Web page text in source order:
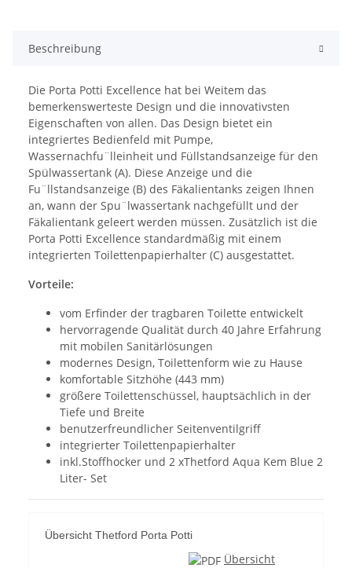
Beschreibung
Die Porta Potti Excellence hat bei Weitem das
bemerkenswerteste Design und die innovativsten
Eigenschaften von allen. Das Design bietet ein
integriertes Bedienfeld mit Pumpe,
Wassernachfu¨lleinheit und Füllstandsanzeige für den
Spülwassertank (A). Diese Anzeige und die
Fu¨llstandsanzeige (B) des Fäkalientanks zeigen Ihnen
an, wann der Spu¨lwassertank nachgefüllt und der
Fäkalientank geleert werden müssen. Zusätzlich ist die
Porta Potti Excellence standardmäßig mit einem
integrierten Toilettenpapierhalter (C) ausgestattet.
Vorteile:
vom Erfinder der tragbaren Toilette entwickelt
hervorragende Qualität durch 40 Jahre Erfahrung
mit mobilen Sanitärlösungen
modernes Design, Toilettenform wie zu Hause
komfortable Sitzhöhe (443 mm)
größere Toilettenschüssel, hauptsächlich in der
Tiefe und Breite
benutzerfreundlicher Seitenventilgriff
integrierter Toilettenpapierhalter
inkl.Stoffhocker und 2 xThetford Aqua Kem Blue 2
Liter- Set
Übersicht Thetford Porta Potti
Übersicht